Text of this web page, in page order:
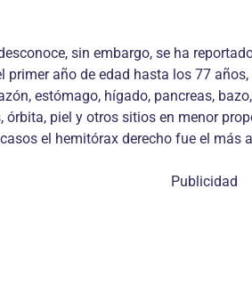
sin embargo, se ha
año de edad hasta los 77
estómago, hígado, pancreas,
piel y otros sitios en menor
el hemitórax derecho fue el más
Publicidad